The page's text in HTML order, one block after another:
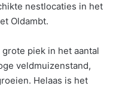
nestlocaties in het
Oldambt.
piek in het aantal
veldmuizenstand,
Helaas is het